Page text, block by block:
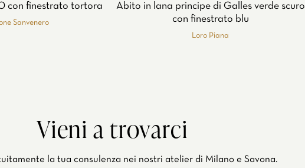
con finestrato tortora
Sanvenero
Abito in lana principe di Galles verde scuro
con finestrato blu
Loro Piana
Vieni a trovarci
la tua consulenza nei nostri atelier di Milano e Savona.